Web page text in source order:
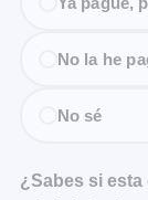
No la he
No sé
¿Sabes si